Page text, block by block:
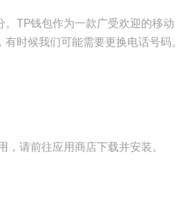
TP钱包作为一款广受欢迎的移动
时候我们可能需要更换电话号码。
请前往应用商店下载并安装。